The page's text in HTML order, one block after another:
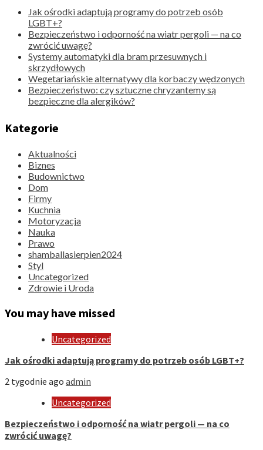
Jak ośrodki adaptują programy do potrzeb osób
LGBT+?
Bezpieczeństwo i odporność na wiatr pergoli — na co
zwrócić uwagę?
Systemy automatyki dla bram przesuwnych i
skrzydłowych
Wegetariańskie alternatywy dla korbaczy wędzonych
Bezpieczeństwo: czy sztuczne chryzantemy są
bezpieczne dla alergików?
Kategorie
Aktualności
Biznes
Budownictwo
Dom
Firmy
Kuchnia
Motoryzacja
Nauka
Prawo
shamballasierpien2024
Styl
Uncategorized
Zdrowie i Uroda
You may have missed
Uncategorized
Jak ośrodki adaptują programy do potrzeb osób LGBT+?
2 tygodnie ago admin
Uncategorized
Bezpieczeństwo i odporność na wiatr pergoli — na co
zwrócić uwagę?